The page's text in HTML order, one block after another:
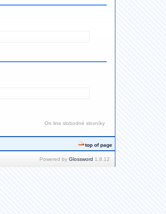
On line slobodné slovníky
top of page
Powered by Glossword 1.8.12